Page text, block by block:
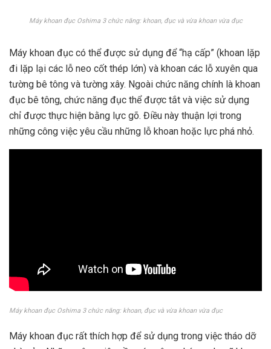
Máy khoan đục Oshima 3 chức năng: khoan, đục và vừa khoan vừa đục
Máy khoan đục có thể được sử dụng để “hạ cấp” (khoan lặp
đi lặp lại các lỗ neo cốt thép lớn) và khoan các lỗ xuyên qua
tường bê tông và tường xây. Ngoài chức năng chính là khoan
đục bê tông, chức năng đục thể được tắt và việc sử dụng
chỉ được thực hiện bằng lực gõ. Điều này thuận lợi trong
những công việc yêu cầu những lỗ khoan hoặc lực phá nhỏ.
Máy khoan đục Oshima 3 chức năng: khoan, đục và vừa khoan vừa đục
Máy khoan đục rất thích hợp để sử dụng trong việc tháo dỡ